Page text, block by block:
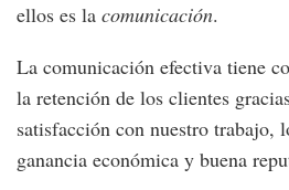
ellos es la comunicación.
La comunicación efectiva tiene
la retención de los clientes
satisfacción con nuestro trabajo,
ganancia económica y buena